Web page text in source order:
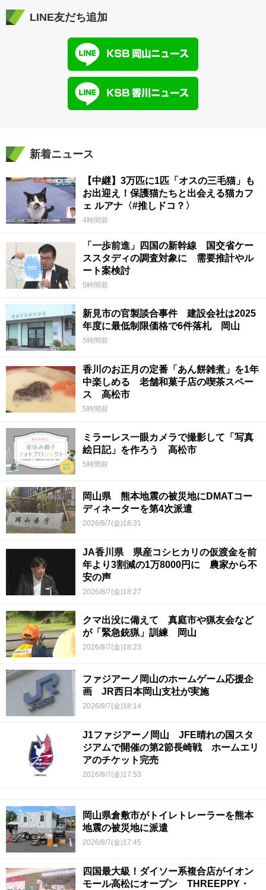
LINE友だち追加
新着ニュース
【中継】3万匹に1匹「オスの三毛猫」も
お出迎え！保護猫たちと出会える猫カフ
ェ ルアナ〈#推しドコ？〉
4時間前
「一歩前進」四国の新幹線 国交省ケー
ススタディの調査対象に 需要推計やル
ート案検討
5時間前
新見市の官製談合事件 建設会社は2025
年度に最低制限価格で6件落札 岡山
5時間前
香川のお正月の定番「あん餅雑煮」を1年
中楽しめる 老舗和菓子店の喫茶スペー
ス 高松市
5時間前
ミラーレス一眼カメラで撮影して「写真
絵日記」を作ろう 高松市
5時間前
岡山県 熊本地震の被災地にDMATコー
ディネーターを第4次派遣
2026/8/7(金)18:31
JA香川県 県産コシヒカリの仮渡金を前
年より3割減の1万8000円に 農家から不
安の声
2026/8/7(金)18:27
クマ出没に備えて 真庭市や猟友会など
が「緊急銃猟」訓練 岡山
2026/8/7(金)18:23
ファジアーノ岡山のホームゲーム応援企
画 JR西日本岡山支社が実施
2026/8/7(金)18:14
J1ファジアーノ岡山 JFE晴れの国スタ
ジアムで開催の第2節長崎戦 ホームエリ
アのチケット完売
2026/8/7(金)17:53
岡山県倉敷市がトイレトレーラーを熊本
地震の被災地に派遣
2026/8/7(金)17:45
四国最大級！ダイソー系複合店がイオン
モール高松にオープン THREEPPY・